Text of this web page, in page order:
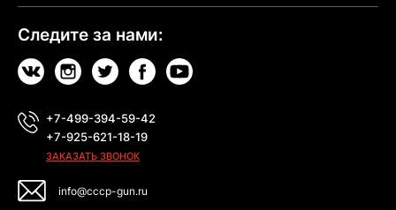
Следите за нами:
+7-499-394-59-42
+7-925-621-18-19
ЗАКАЗАТЬ ЗВОНОК
info@cccp-gun.ru